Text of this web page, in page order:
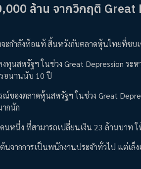
ล้าน จากวิกฤติ Great
กำลังท้อแท้ สิ้นหวังกับตลาดหุ้นไทยที่ซบ
ทุนสหรัฐฯ ในช่วง Great Depression ร
อนานนับ 10 ปี
ของตลาดหุ้นสหรัฐฯ ในช่วง Great
กนัก
นหนึ่ง ที่สามารถเปลี่ยนเงิน 23 ล้านบาท
ต้นจากการเป็นพนักงานประจำทั่วไป แต่